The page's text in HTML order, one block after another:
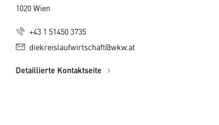
1020 Wien
+43 1 51450 3735
diekreislaufwirtschaft@wkw.at
Detaillierte Kontaktseite